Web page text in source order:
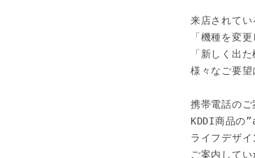
来店されてい
「機種を変更
「新しく出
様々なご要
携帯電話のご
KDDI商品の
ライフデザ
ご案内してい